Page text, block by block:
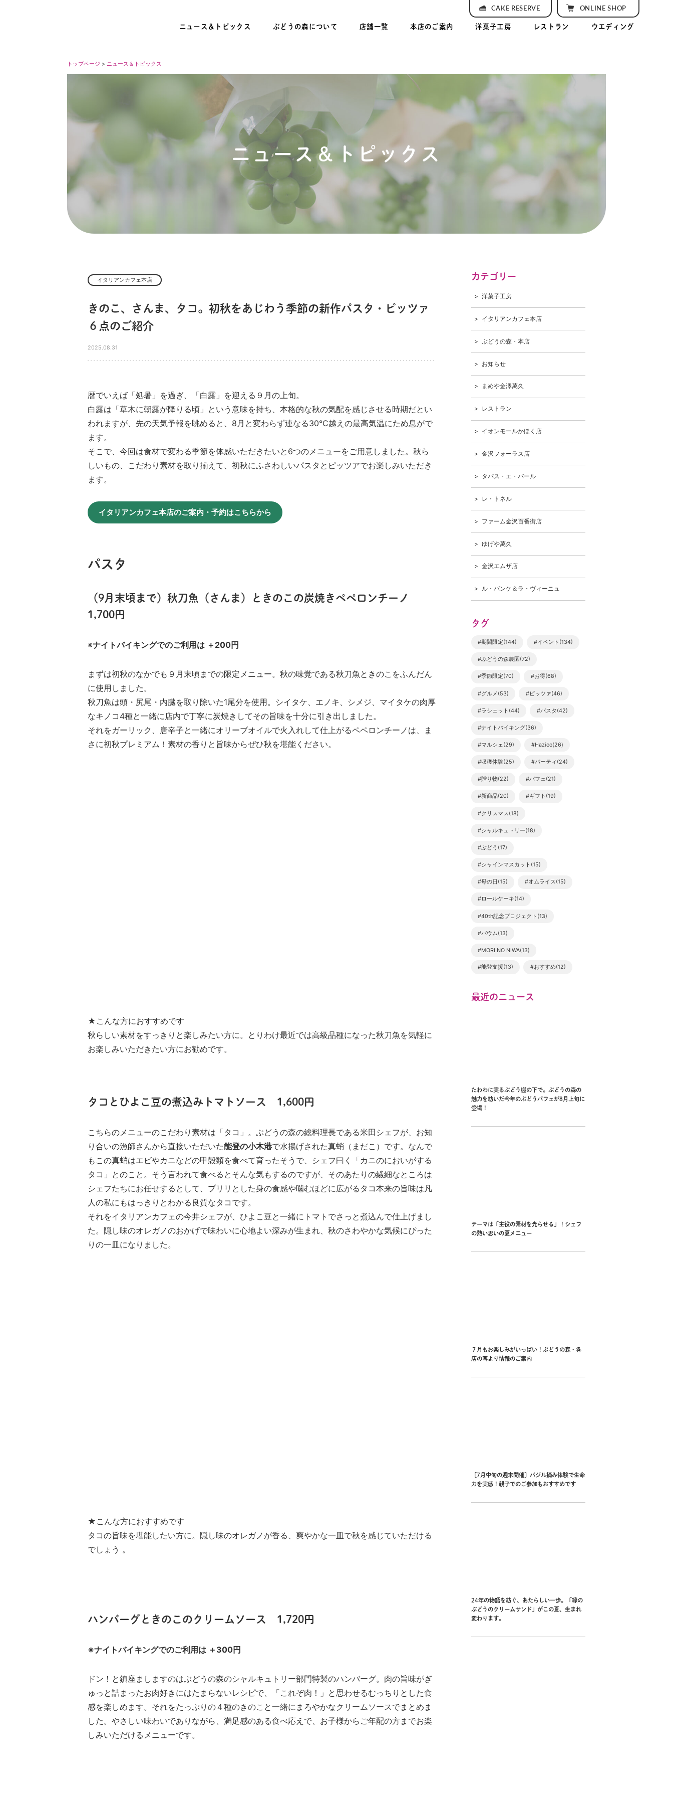
ニュース＆トピックス ぶどうの森について 店舗一覧 本店のご案内 洋菓子工房 レストラン ウエディング
CAKE RESERVE ONLINE SHOP
トップページ > ニュース＆トピックス
ニュース＆トピックス
イタリアンカフェ本店
きのこ、さんま、タコ。初秋をあじわう季節の新作パスタ・ピッツァ
６点のご紹介
2025.08.31
暦でいえば「処暑」を過ぎ、「白露」を迎える９月の上旬。
白露は「草木に朝露が降りる頃」という意味を持ち、本格的な秋の気配を感じさせる時期だとい
われますが、先の天気予報を眺めると、8月と変わらず連なる30℃越えの最高気温にため息がで
ます。
そこで、今回は食材で変わる季節を体感いただきたいと6つのメニューをご用意しました。秋ら
しいもの、こだわり素材を取り揃えて、初秋にふさわしいパスタとピッツアでお楽しみいただき
ます。
イタリアンカフェ本店のご案内・予約はこちらから
パスタ
（9月末頃まで）秋刀魚（さんま）ときのこの炭焼きペペロンチーノ
1,700円
※ナイトバイキングでのご利用は ＋200円
まずは初秋のなかでも９月末頃までの限定メニュー。秋の味覚である秋刀魚ときのこをふんだん
に使用しました。
秋刀魚は頭・尻尾・内臓を取り除いた1尾分を使用。シイタケ、エノキ、シメジ、マイタケの肉厚
なキノコ4種と一緒に店内で丁寧に炭焼きしてその旨味を十分に引き出しました。
それをガーリック、唐辛子と一緒にオリーブオイルで火入れして仕上がるペペロンチーノは、ま
さに初秋プレミアム！素材の香りと旨味からぜひ秋を堪能ください。
★こんな方におすすめです
秋らしい素材をすっきりと楽しみたい方に。とりわけ最近では高級品種になった秋刀魚を気軽に
お楽しみいただきたい方にお勧めです。
タコとひよこ豆の煮込みトマトソース 1,600円
こちらのメニューのこだわり素材は「タコ」。ぶどうの森の総料理長である米田シェフが、お知
り合いの漁師さんから直接いただいた能登の小木港で水揚げされた真蛸（まだこ）です。なんで
もこの真蛸はエビやカニなどの甲殻類を食べて育ったそうで、シェフ曰く「カニのにおいがする
タコ」とのこと。そう言われて食べるとそんな気もするのですが、そのあたりの繊細なところは
シェフたちにお任せするとして、プリリとした身の食感や噛むほどに広がるタコ本来の旨味は凡
人の私にもはっきりとわかる良質なタコです。
それをイタリアンカフェの今井シェフが、ひよこ豆と一緒にトマトでさっと煮込んで仕上げまし
た。隠し味のオレガノのおかげで味わいに心地よい深みが生まれ、秋のさわやかな気候にぴった
りの一皿になりました。
★こんな方におすすめです
タコの旨味を堪能したい方に。隠し味のオレガノが香る、爽やかな一皿で秋を感じていただける
でしょう 。
ハンバーグときのこのクリームソース 1,720円
※ナイトバイキングでのご利用は ＋300円
ドン！と鎮座ましますのはぶどうの森のシャルキュトリー部門特製のハンバーグ。肉の旨味がぎ
ゅっと詰まったお肉好きにはたまらないレシピで、「これぞ肉！」と思わせるむっちりとした食
感を楽しめます。それをたっぷりの４種のきのこと一緒にまろやかなクリームソースでまとめま
した。やさしい味わいでありながら、満足感のある食べ応えで、お子様からご年配の方までお楽
しみいただけるメニューです。
カテゴリー
洋菓子工房
イタリアンカフェ本店
ぶどうの森・本店
お知らせ
まめや金澤萬久
レストラン
イオンモールかほく店
金沢フォーラス店
タパス・エ・バール
レ・トネル
ファーム金沢百番街店
ゆげや萬久
金沢エムザ店
ル・バンケ＆ラ・ヴィーニュ
タグ
#期間限定(144) #イベント(134)
#ぶどうの森農園(72)
#季節限定(70) #お得(68)
#グルメ(53) #ピッツァ(46)
#ラシェット(44) #パスタ(42)
#ナイトバイキング(36)
#マルシェ(29) #Hazico(26)
#収穫体験(25) #パーティ(24)
#贈り物(22) #パフェ(21)
#新商品(20) #ギフト(19)
#クリスマス(18)
#シャルキュトリー(18)
#ぶどう(17)
#シャインマスカット(15)
#母の日(15) #オムライス(15)
#ロールケーキ(14)
#40th記念プロジェクト(13)
#バウム(13)
#MORI NO NIWA(13)
#能登支援(13) #おすすめ(12)
最近のニュース
たわわに実るぶどう棚の下で。ぶどうの森の
魅力を紡いだ今年のぶどうパフェが8月上旬に
登場！
テーマは「主役の素材を光らせる」！シェフ
の熱い思いの夏メニュー
７月もお楽しみがいっぱい！ぶどうの森・各
店の耳より情報のご案内
［7月中旬の週末開催］バジル摘み体験で生命
力を実感！親子でのご参加もおすすめです
24年の物語を紡ぐ、あたらしい一歩。「緑の
ぶどうのクリームサンド」がこの夏、生まれ
変わります。